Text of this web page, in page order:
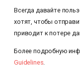
Всегда давайте
хотят, чтобы
приводит к потере
Более подробную
Guidelines.